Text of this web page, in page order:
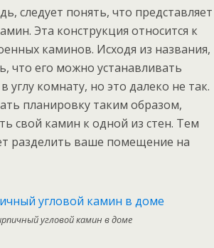
следует понять, что представляет
Эта конструкция относится к
каминов. Исходя из названия,
что его можно устанавливать
углу комнату, но это далеко не так.
планировку таким образом,
свой камин к одной из стен. Тем
разделить ваше помещение на
угловой камин в доме